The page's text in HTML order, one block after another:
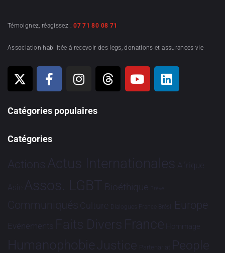
Témoignez, réagissez :07 71 80 08 71
Association habilitée à recevoir des legs, donations et assurances-vie
Catégories populaires
Catégories
Actions Actus Internationales Afrique
Asie Assos. LGBT Bioéthique Brève
Communiqués Culture Dialogues France-Brésil Europe
Evénements Faits Divers France Hommage
HumanophobieJustice Partenariat People